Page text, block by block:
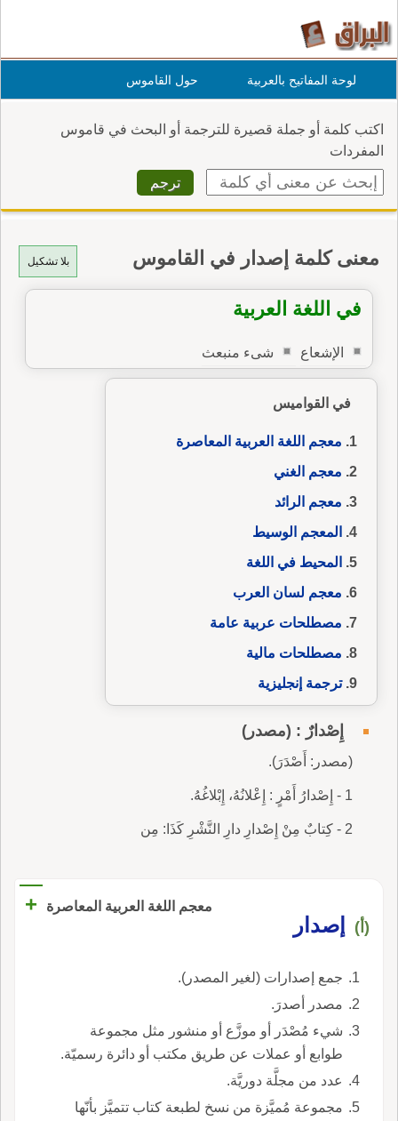
لوحة المفاتيح بالعربية حول القاموس
اكتب كلمة أو جملة قصيرة للترجمة أو البحث في قاموس
المفردات
بلا تشكيل معنى كلمة إصدار في القاموس
في اللغة العربية
الإشعاع شىء منبعث
في القواميس
معجم اللغة العربية المعاصرة
معجم الغني
معجم الرائد
المعجم الوسيط
المحيط في اللغة
معجم لسان العرب
مصطلحات عربية عامة
مصطلحات مالية
ترجمة إنجليزية
إِصْدارٌ : (مصدر)
(مصدر: أَصْدَرَ).
1 - إِصْدارُ أَمْرٍ : إِعْلانُهُ، إِبْلاغُهُ.
2 - كِتابٌ مِنْ إِصْدارِ دارِ النَّشْرِ كَذَا: مِن
معجم اللغة العربية المعاصرة +
(أ) إصدار
جمع إصدارات (لغير المصدر).
مصدر أصدرَ.
شيء مُصْدَر أو موزَّع أو منشور مثل مجموعة
طوابع أو عملات عن طريق مكتب أو دائرة رسميّة.
عدد من مجلَّة دوريَّة.
مجموعة مُميَّزة من نسخ لطبعة كتاب تتميَّز بأنّها